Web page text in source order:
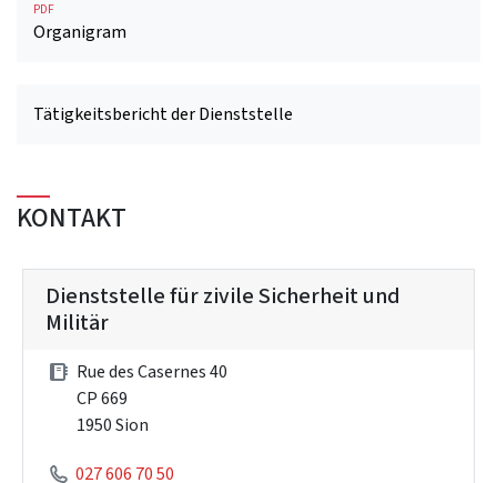
PDF
Organigram
Tätigkeitsbericht der Dienststelle
KONTAKT
Dienststelle für zivile Sicherheit und
Militär
Rue des Casernes 40
CP 669
1950 Sion
027 606 70 50